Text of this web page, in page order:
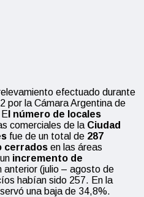
efectuado durante
por la Cámara Argentina de
l número de locales
comerciales de la Ciudad
fue de un total de 287
cerrados en las áreas
incremento de
anterior (julio – agosto de
habían sido 257. En la
una baja de 34,8%.